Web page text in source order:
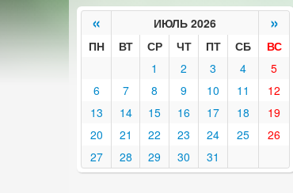
« ИЮЛЬ 2026 »
ПН ВТ СР ЧТ ПТ СБ
ВС
1
2 3 4
5
6
7 8 9 10 11
12
13
14 15 16 17 18
19
20
21 22 23 24 25
26
27
28 29 30 31